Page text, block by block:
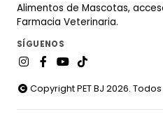
Alimentos de Mascotas,
Farmacia Veterinaria.
SÍGUENOS
Copyright PET BJ 2026.